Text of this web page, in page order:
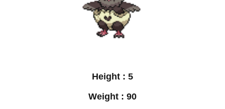
Height : 5
Weight : 90